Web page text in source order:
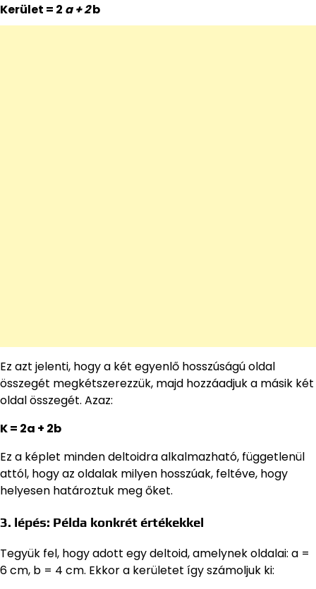
Kerület = 2 a + 2b
Ez azt jelenti, hogy a két egyenlő hosszúságú oldal
összegét megkétszerezzük, majd hozzáadjuk a másik két
oldal összegét. Azaz:
K = 2a + 2b
Ez a képlet minden deltoidra alkalmazható, függetlenül
attól, hogy az oldalak milyen hosszúak, feltéve, hogy
helyesen határoztuk meg őket.
3. lépés: Példa konkrét értékekkel
Tegyük fel, hogy adott egy deltoid, amelynek oldalai: a =
6 cm, b = 4 cm. Ekkor a kerületet így számoljuk ki: